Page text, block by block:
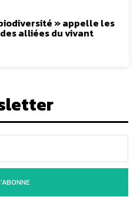
biodiversité » appelle les
alliées du vivant